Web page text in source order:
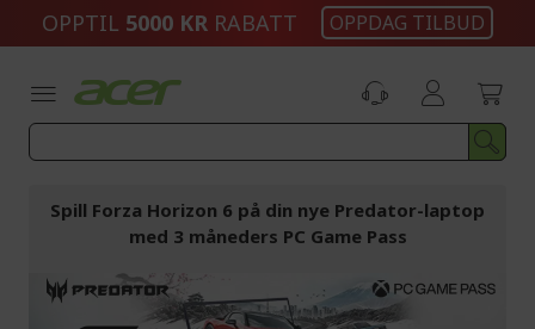
OPPTIL 5000 KR RABATT OPPDAG TILBUD
Spill Forza Horizon 6 på din nye Predator-laptop
med 3 måneders PC Game Pass